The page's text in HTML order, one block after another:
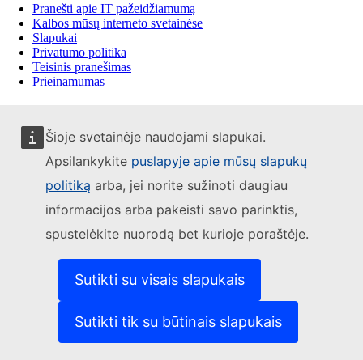
Šioje svetainėje naudojami slapukai.
Apsilankykite puslapyje apie mūsų slapukų
politiką arba, jei norite sužinoti daugiau
informacijos arba pakeisti savo parinktis,
spustelėkite nuorodą bet kurioje poraštėje.
Sutikti su visais slapukais
Sutikti tik su būtinais slapukais
Pranešti apie IT pažeidžiamumą
Kalbos mūsų interneto svetainėse
Slapukai
Privatumo politika
Teisinis pranešimas
Prieinamumas